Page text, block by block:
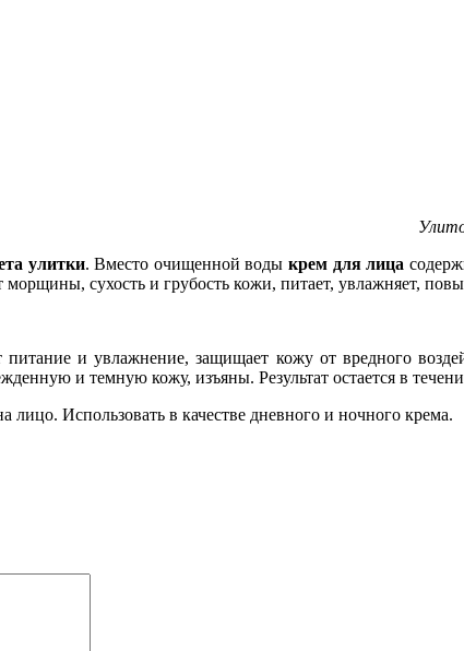
улитки. Вместо очищенной водыкрем для лица
морщины, сухость и грубость кожи, питает, увлажняет,
и увлажнение, защищает кожу от вредного
и темную кожу, изъяны. Результат остается в
Использовать в качестве дневного и ночного крема.